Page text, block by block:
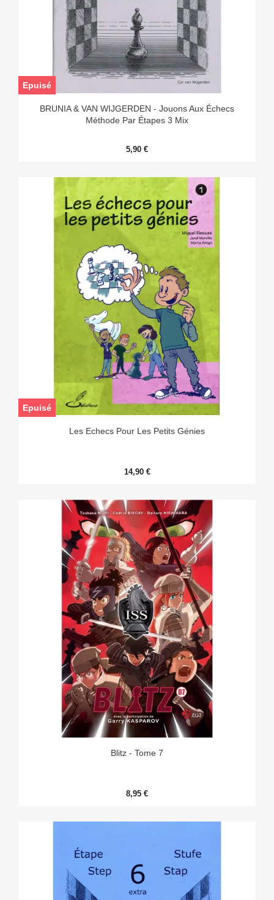
BRUNIA & VAN WIJGERDEN - Jouons Aux Échecs
Méthode Par Étapes 3 Mix
5,90 €
Epuisé
Les Echecs Pour Les Petits Génies
14,90 €
Epuisé
Blitz - Tome 7
8,95 €